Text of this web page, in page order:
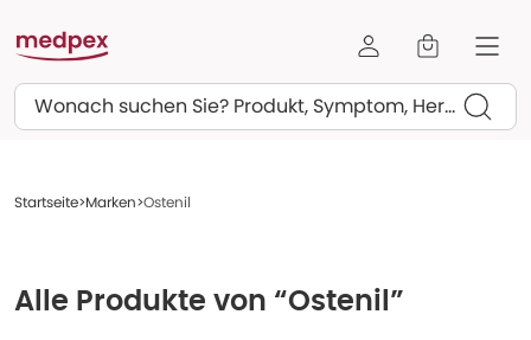
Suchen
Startseite Marken Ostenil
Alle Produkte von “Ostenil”